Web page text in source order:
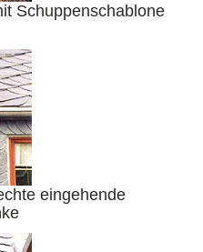
Schuppenschablone
eingehende